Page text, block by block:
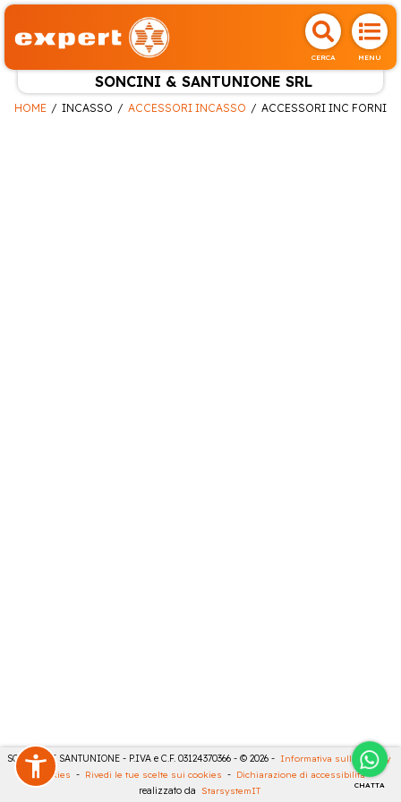
CERCA MENU
SONCINI & SANTUNIONE SRL
CHATTA
HOME INCASSO ACCESSORI INCASSO ACCESSORI INC FORNI
SONCINI E SANTUNIONE - P.IVA e C.F. 03124370366 - © 2026 - Informativa sulla privacy
Cookies - Rivedi le tue scelte sui cookies - Dichiarazione di accessibilità -
realizzato da StarsystemIT